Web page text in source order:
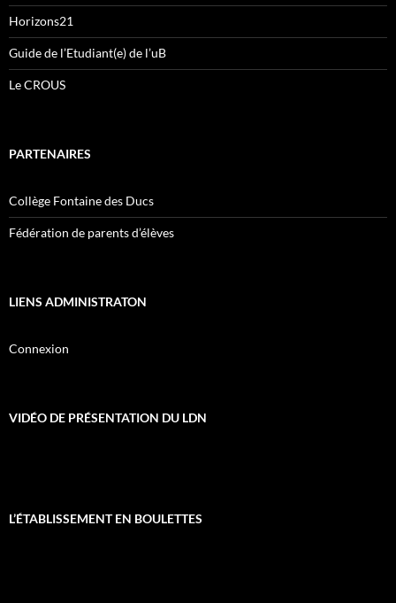
Horizons21
Guide de l’Etudiant(e) de l’uB
Le CROUS
PARTENAIRES
Collège Fontaine des Ducs
Fédération de parents d’élèves
LIENS ADMINISTRATON
Connexion
VIDÉO DE PRÉSENTATION DU LDN
L’ÉTABLISSEMENT EN BOULETTES